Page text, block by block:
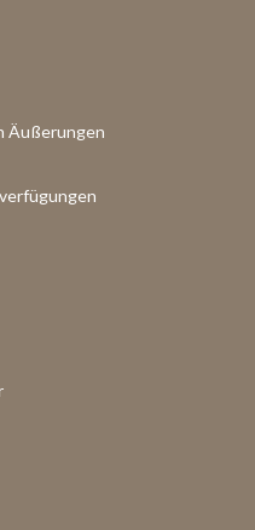
Äußerungen